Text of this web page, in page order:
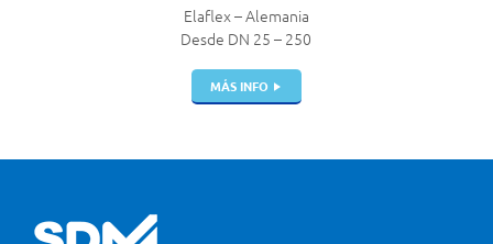
Elaflex – Alemania
Desde DN 25 – 250
MÁS INFO